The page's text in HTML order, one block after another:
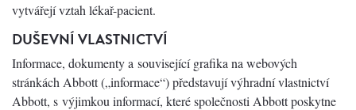
vytvářejí vztah lékař-pacient.
DUŠEVNÍ VLASTNICTVÍ
Informace, dokumenty a související grafika na webových
stránkách Abbott („informace“) představují výhradní vlastnictví
Abbott, s výjimkou informací, které společnosti Abbott poskytne